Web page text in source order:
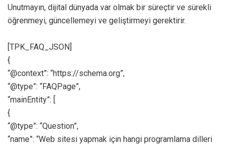
Unutmayın, dijital dünyada var olmak bir süreçtir ve sürekli
öğrenmeyi, güncellemeyi ve geliştirmeyi gerektirir.
[TPK_FAQ_JSON]
{
“@context”: “https://schema.org”,
“@type”: “FAQPage”,
“mainEntity”: [
{
“@type”: “Question”,
“name”: “Web sitesi yapmak için hangi programlama dilleri